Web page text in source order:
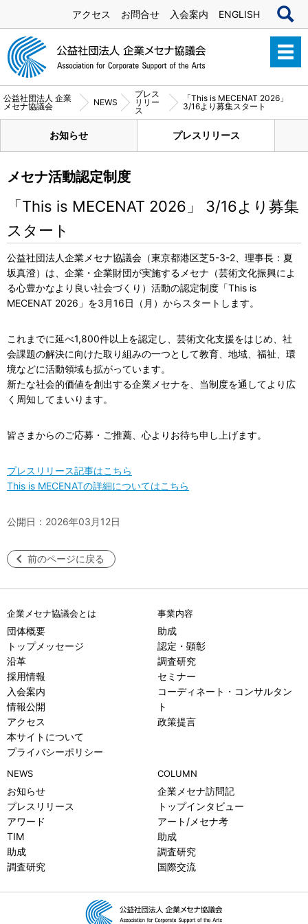
アクセス お問合せ 入会案内 ENGLISH
公益社団法人 企業
メセナ協議会
NEWS
プレス
リリー
ス
「This is MECENAT 2026」
3/16より募集スタート
お知らせ プレスリリース
メセナ活動認定制度
「This is MECENAT 2026」 3/16より募集
スタート
公益社団法人企業メセナ協議会（東京都港区芝5-3-2、理事長：夏
坂真澄）は、企業・企業財団が実施するメセナ（芸術文化振興によ
る心豊かなより良い社会づくり）活動の認定制度「This is
MECENAT 2026」を3月16日（月）からスタートします。
これまでに延べ1,800件以上を認定し、芸術文化支援をはじめ、社
会課題の解決に向けた取り組みの一つとして教育、地域、福祉、環
境などに活動領域も拡がっています。
新たな社会的価値を創出する企業メセナを、当制度を通してより広
く周知してまいります。
皆さまからのご応募・ご推薦、心よりお待ち申し上げます。
プレスリリース記事はこちら
This is MECENATの詳細についてはこちら
公開日：2026年03月12日
前のページに戻る
企業メセナ協議会とは
団体概要
トップメッセージ
沿革
採用情報
入会案内
情報公開
アクセス
本サイトについて
プライバシーポリシー
事業内容
助成
認定・顕彰
調査研究
セミナー
コーディネート・コンサルタン
ト
政策提言
NEWS
お知らせ
プレスリリース
アワード
TIM
助成
調査研究
COLUMN
企業メセナ訪問記
トップインタビュー
アート/メセナ考
助成
調査研究
国際交流